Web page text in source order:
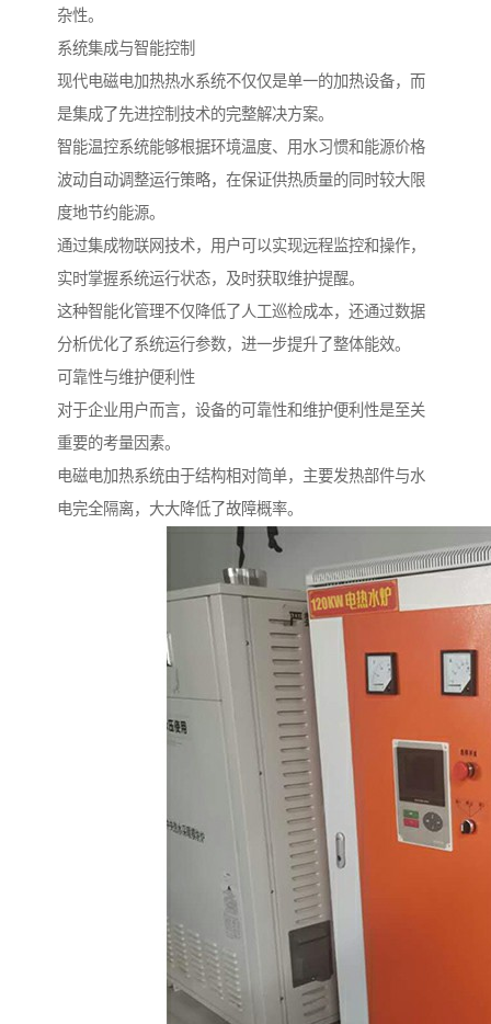
杂性。
系统集成与智能控制
现代电磁电加热热水系统不仅仅是单一的加热设备，而
是集成了先进控制技术的完整解决方案。
智能温控系统能够根据环境温度、用水习惯和能源价格
波动自动调整运行策略，在保证供热质量的同时较大限
度地节约能源。
通过集成物联网技术，用户可以实现远程监控和操作，
实时掌握系统运行状态，及时获取维护提醒。
这种智能化管理不仅降低了人工巡检成本，还通过数据
分析优化了系统运行参数，进一步提升了整体能效。
可靠性与维护便利性
对于企业用户而言，设备的可靠性和维护便利性是至关
重要的考量因素。
电磁电加热系统由于结构相对简单，主要发热部件与水
电完全隔离，大大降低了故障概率。